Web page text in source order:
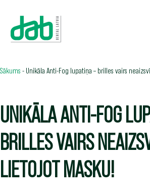
Sākums - Unikāla Anti-Fog lupatiņa – brilles vairs
UNIKĀLA ANTI-FOG
BRILLES VAIRS
LIETOJOT MASKU!